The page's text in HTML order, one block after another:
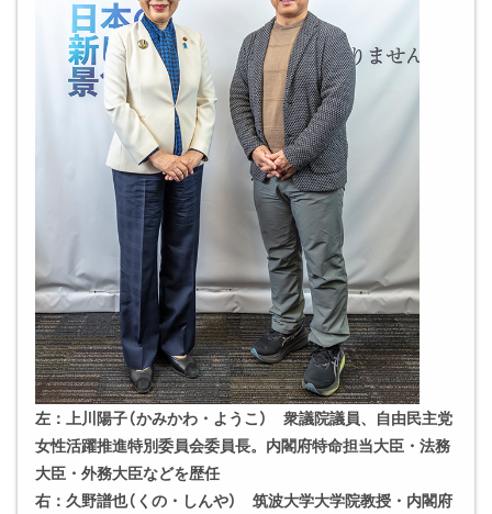
左：上川陽子（かみかわ・ようこ） 衆議院議員、自由民主党
女性活躍推進特別委員会委員長。内閣府特命担当大臣・法務
大臣・外務大臣などを歴任
右：久野譜也（くの・しんや） 筑波大学大学院教授・内閣府